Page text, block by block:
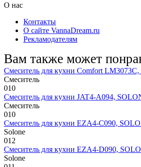
О нас
Контакты
О сайте VannaDream.ru
Рекламодателям
Вам также может
Смеситель для кухни Comfort
Смеситель
010
Смеситель для кухни JAT4-A094,
Смеситель
010
Смеситель для кухни EZA4-C090,
Solone
012
Смеситель для кухни EZA4-D090,
Solone